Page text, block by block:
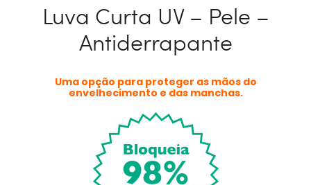
Luva Curta UV – Pele –
Antiderrapante
Uma opção para proteger as mãos do
envelhecimento e das manchas.